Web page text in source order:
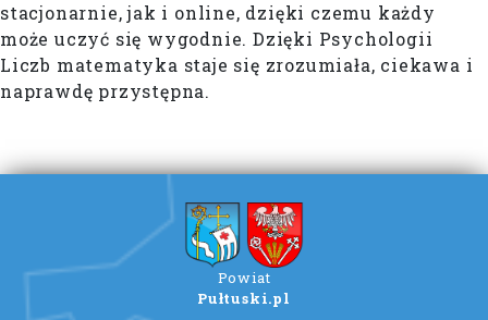
stacjonarnie, jak i online, dzięki czemu każdy
może uczyć się wygodnie. Dzięki Psychologii
Liczb matematyka staje się zrozumiała, ciekawa i
naprawdę przystępna.
Powiat
Pułtuski.pl